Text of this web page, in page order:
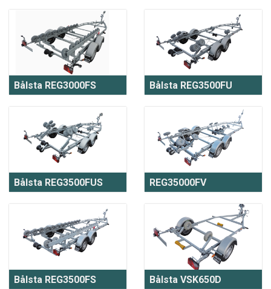
Bålsta REG3000FS Bålsta REG3500FU
Bålsta REG3500FUS REG35000FV
Bålsta REG3500FS Bålsta VSK650D